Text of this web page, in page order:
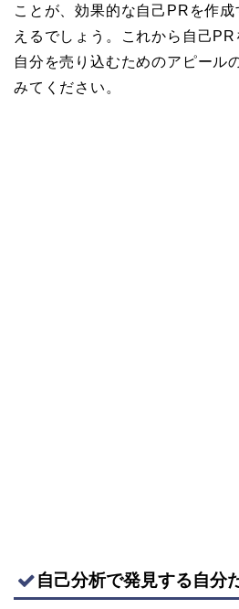
ことが、効果的な自己PRを作
えるでしょう。これから自己
自分を売り込むためのアピール
みてください。
自己分析で発見する自分